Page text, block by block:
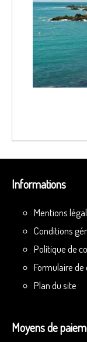
Informations
Mentions
Conditions
Politique de
Formulaire
Plan du site
Moyens de